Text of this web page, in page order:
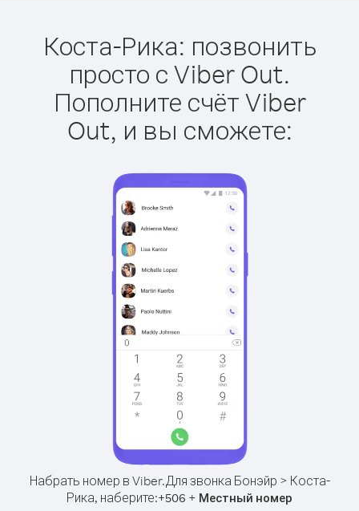
Коста-Рика: позвонить
просто с Viber Out.
Пополните счёт Viber
Out, и вы сможете:
Набрать номер в Viber.Для звонка Бонэйр > Коста-
Рика, наберите:+506 + Местный номер